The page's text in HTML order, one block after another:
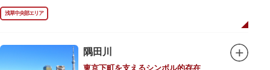
フォトスポットとしても国内外の観光客を魅了し続けています。
提灯の底部に施された見事な龍の彫刻や、門の北側（風神雷神の背後）に安
置されている浅草寺の護法善神「天龍像」と「金龍像」も見どころ。正式名
ます。日没から23時頃までは雷門や浅草寺がライトアップされ、昼間とは違
った荘厳な雰囲気に包まれます。
浅草中央部エリア
隅田川
東京下町を支えるシンボル的存在